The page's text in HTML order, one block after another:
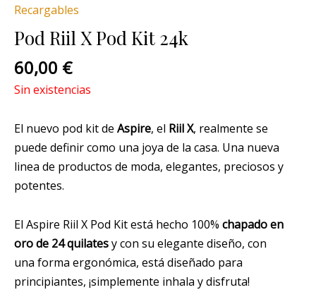
Recargables
Pod Riil X Pod Kit 24k
60,00 €
Sin existencias
El nuevo pod kit de Aspire, el Riil X, realmente se
puede definir como una joya de la casa. Una nueva
linea de productos de moda, elegantes, preciosos y
potentes.
El Aspire Riil X Pod Kit está hecho 100% chapado en
oro de 24 quilatesy con su elegante diseño, con
una forma ergonómica, está diseñado para
principiantes, ¡simplemente inhala y disfruta!